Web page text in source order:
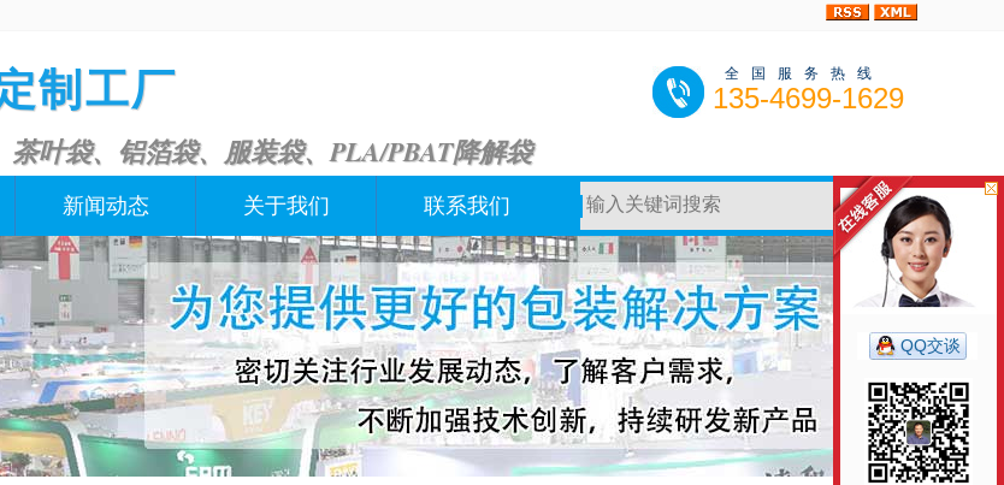
制工厂
叶袋、铝箔袋、服装袋、PLA/PBAT降解袋
全国服务热线
135-4699-1629
新闻动态 关于我们 联系我们
QQ交谈